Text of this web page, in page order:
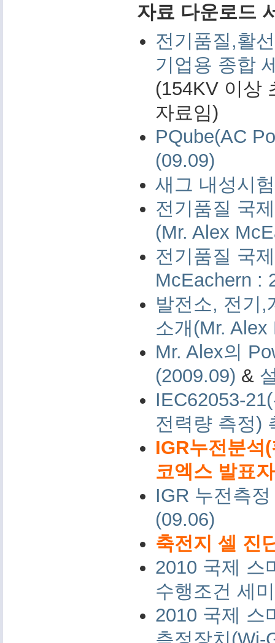
자료 다운로드
전기품질,활
기업용 종합
(154KV 이상
자료임)
PQube(AC
(09.09)
새그 내성시
전기품질 국
(Mr. Alex
전기품질 국
McEachern :
발전소, 전기,
소개(Mr.
Mr. Alex의
(2009.09) &
IEC62053-
전력량 측정)
IGR누전분석
코엑스 발표
IGR 누전측
(09.06)
축전지 셀 진
2010 국제 스
수행조건 세
2010 국제 스